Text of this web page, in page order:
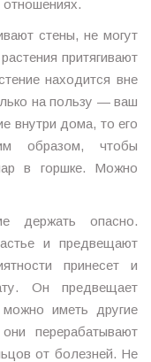
стены, не могут
притягивают
находится вне
на пользу — ваш
внутри дома, то его
образом, чтобы
в горшке. Можно
опасно.
и предвещают
принесет и
Он предвещает
иметь другие
перерабатывают
от болезней. Не